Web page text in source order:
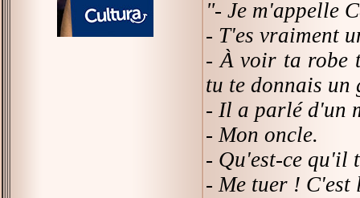
"- Je m'appelle
- T'es vraiment
- À voir ta robe
tu te donnais un
- Il a parlé d'un
- Mon oncle.
- Qu'est-ce qu'il
- Me tuer !